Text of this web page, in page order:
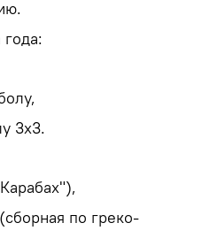
3х3.
по греко-